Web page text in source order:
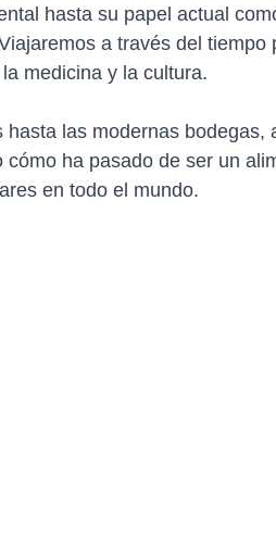
hasta su papel actual
a través del
medicina y la cultura.
las modernas bodegas,
ha pasado de ser un
en todo el mundo.